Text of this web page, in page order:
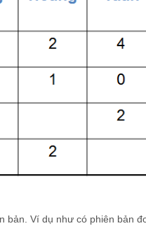
bản. Ví dụ như có phiên bản